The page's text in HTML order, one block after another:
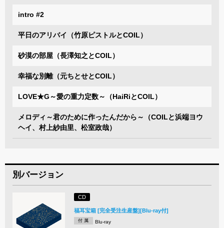
intro #2
平日のアリバイ（竹原ピストルとCOIL）
砂漠の部屋（長澤知之とCOIL）
幸福な別離（元ちとせとCOIL）
LOVE★G～愛の重力定数～（HaiRiとCOIL）
メロディ～君のために作ったんだから～（COILと浜端ヨウ
ヘイ、村上紗由里、松室政哉）
別バージョン
CD
福耳宝箱 [完全受注生産盤][Blu-ray付]
付 属 Blu-ray